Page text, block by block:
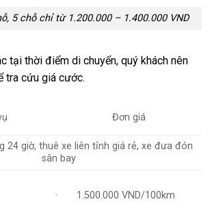
5 chỗ chỉ từ 1.200.000 – 1.400.000 VND
tại thời điểm di chuyển, quý khách nên
tra cứu giá cước.
Đơn giá
24 giờ, thuê xe liên tỉnh giá rẻ, xe đưa đón
sân bay
· 1.500.000 VND/100km